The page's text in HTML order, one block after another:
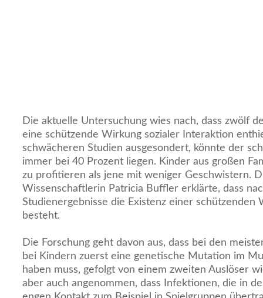
Die aktuelle Untersuchung wies nach, dass zwölf
eine schützende Wirkung sozialer Interaktion
schwächeren Studien ausgesondert, könnte der
immer bei 40 Prozent liegen. Kinder aus großen
zu profitieren als jene mit weniger Geschwistern.
Wissenschaftlerin Patricia Buffler erklärte, dass
Studienergebnisse die Existenz einer schützenden
besteht.
Die Forschung geht davon aus, dass bei den
bei Kindern zuerst eine genetische Mutation im
haben muss, gefolgt von einem zweiten Auslöser
aber auch angenommen, dass Infektionen, die in